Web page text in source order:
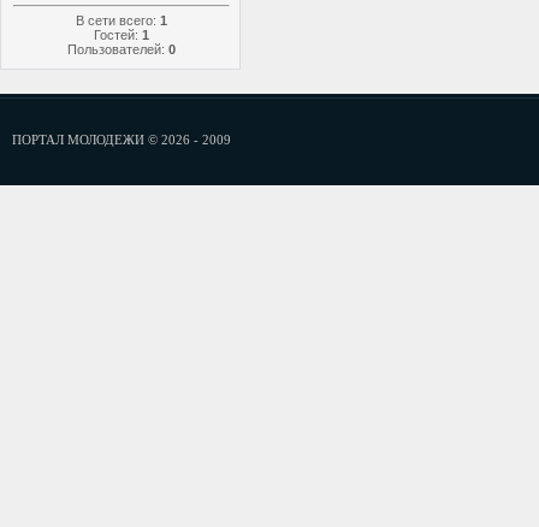
В сети всего: 1
Гостей: 1
Пользователей: 0
ПОРТАЛ МОЛОДЕЖИ © 2026 - 2009